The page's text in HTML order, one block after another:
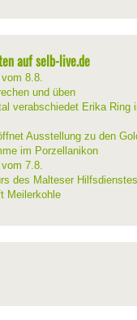
auf selb-live.de
8.8.
und üben
verabschiedet Erika Ring
Ausstellung zu den
im Porzellanikon
7.8.
des Malteser Hilfsdienstes
Meilerkohle